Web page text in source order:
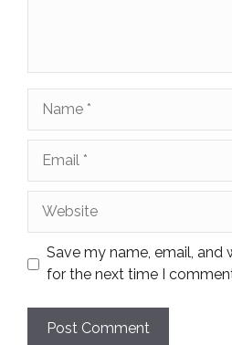
Save my name, email, and
for the next time I